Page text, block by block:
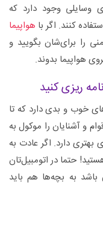
وسایلی وجود دارد که
کنند. اگر با هواپیما
را برای‌شان بگویید و
هواپیما بدوند.
خوب و بدی دارد که تا
و آشنایان را موکول به
دارد. اگر عادت به
حتما در اتومبیل‌تان
باشد به بچه‌ها هم باید